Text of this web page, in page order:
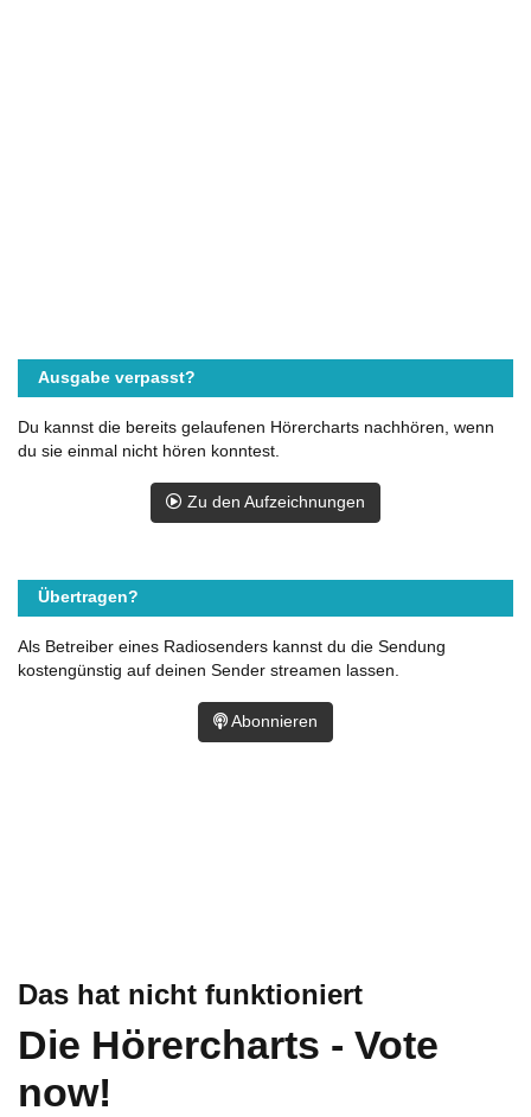
Das hat nicht funktioniert
Die Hörercharts - Vote
now!
Ausgabe verpasst?
Du kannst die bereits gelaufenen Hörercharts nachhören, wenn
du sie einmal nicht hören konntest.
Zu den Aufzeichnungen
Übertragen?
Als Betreiber eines Radiosenders kannst du die Sendung
kostengünstig auf deinen Sender streamen lassen.
Abonnieren